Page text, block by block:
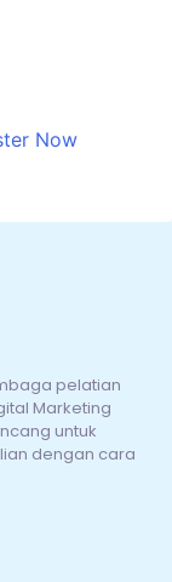
Now
pelatian
Marketing
untuk
dengan cara